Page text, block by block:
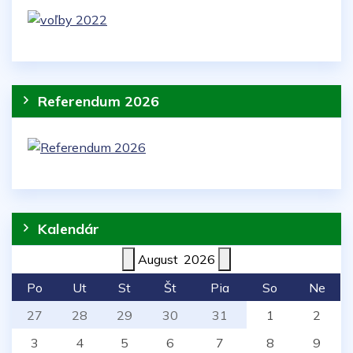
Referendum 2026
Kalendár
August 2026
Po
Ut St Št Pia So
Ne
27
28 29 30 31 1
2
3
4 5 6 7 8 9